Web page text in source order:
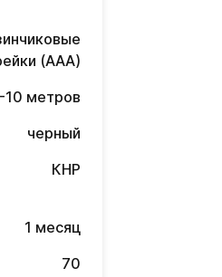
(AAA)
10 метров
черный
КНР
1 месяц
70